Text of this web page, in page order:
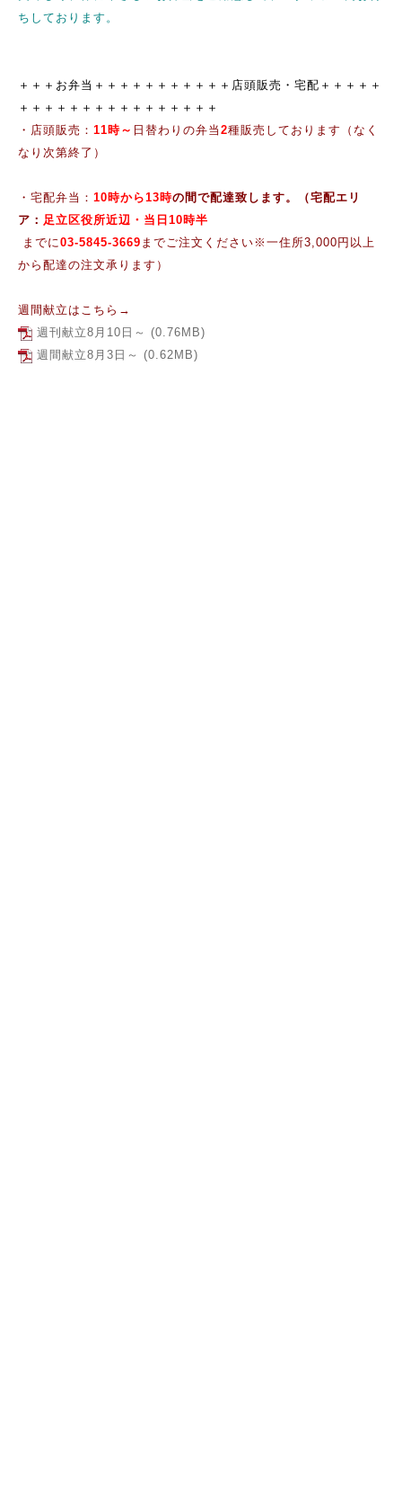
ちしております。
＋＋＋お弁当＋＋＋＋＋＋＋＋＋＋＋店頭販売・宅配＋＋＋＋＋
＋＋＋＋ ＋＋＋＋＋＋＋＋＋＋＋＋
・店頭販売： 11時～ 日替わりの弁当 2種販売しております（なく
なり次第終了）
・宅配弁当： 10時から13時の間で配達致します。（宅配エリ
ア： 足立区役所近辺 ・ 当日10時半
までに03-5845-3669 までご注文ください※一住所3,000円以上
から配達の注文承ります）
週間献立はこちら→
週刊献立8月10日～ (0.76MB)
週間献立8月3日～ (0.62MB)